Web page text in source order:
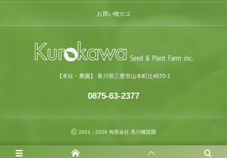
お買い物カゴ
【本社・農園】 香川県三豊市山本町辻4570-1
0875-63-2377
© 2021 - 2026 有限会社 黒川種苗園